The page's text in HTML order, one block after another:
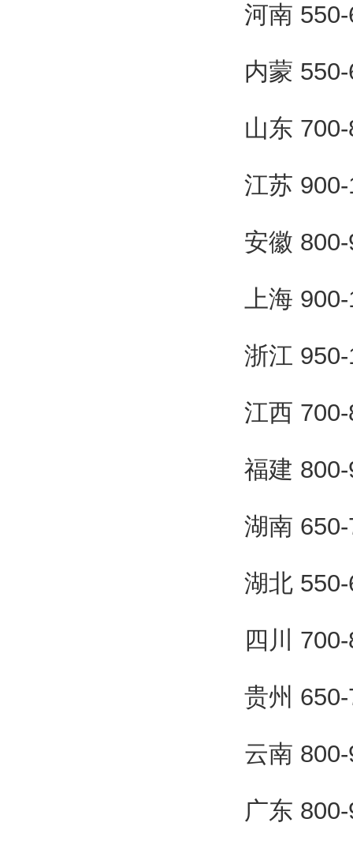
河南
内蒙
山东
江苏
安徽
上海
浙江
江西
福建
湖南
湖北
四川
贵州
云南
广东